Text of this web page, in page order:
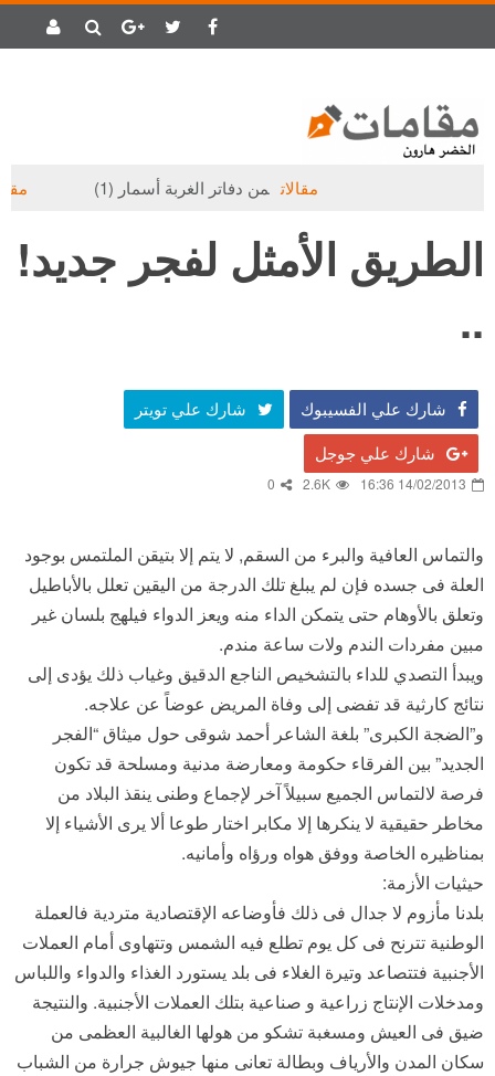
من دفاتر الغربة أسمار (1)
الطريق الأمثل لفجر جديد!
..
شارك علي الفسيبوك شارك علي تويتر
شارك علي جوجل
14/02/2013 16:36
2.6K
0
والتماس العافية والبرء من السقم, لا يتم إلا بتيقن الملتمس بوجود
العلة فى جسده فإن لم يبلغ تلك الدرجة من اليقين تعلل بالأباطيل
وتعلق بالأوهام حتى يتمكن الداء منه ويعز الدواء فيلهج بلسان غير
مبين مفردات الندم ولات ساعة مندم.
ويبدأ التصدي للداء بالتشخيص الناجع الدقيق وغياب ذلك يؤدى إلى
نتائج كارثية قد تفضى إلى وفاة المريض عوضاً عن علاجه.
و”الضجة الكبرى” بلغة الشاعر أحمد شوقى حول ميثاق “الفجر
الجديد” بين الفرقاء حكومة ومعارضة مدنية ومسلحة قد تكون
فرصة لالتماس الجميع سبيلاً آخر لإجماع وطنى ينقذ البلاد من
مخاطر حقيقية لا ينكرها إلا مكابر اختار طوعا ألا يرى الأشياء إلا
بمناظيره الخاصة ووفق هواه ورؤاه وأمانيه.
حيثيات الأزمة:
بلدنا مأزوم لا جدال فى ذلك فأوضاعه الإقتصادية متردية فالعملة
الوطنية تترنح فى كل يوم تطلع فيه الشمس وتتهاوى أمام العملات
الأجنبية فتتصاعد وتيرة الغلاء فى بلد يستورد الغذاء والدواء واللباس
ومدخلات الإنتاج زراعية و صناعية بتلك العملات الأجنبية. والنتيجة
ضيق فى العيش ومسغبة تشكو من هولها الغالبية العظمى من
سكان المدن والأرياف وبطالة تعانى منها جيوش جرارة من الشباب